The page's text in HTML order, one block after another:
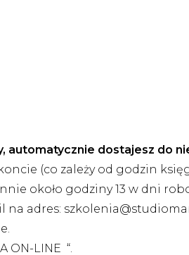
automatycznie dostajesz do
(co zależy od godzin
około godziny 13 w dni
na adres:
ON-LINE “.